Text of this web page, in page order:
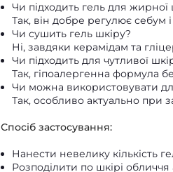
Чи підходить гель для жирної
Так, він добре регулює себум
Чи сушить гель шкіру?
Ні, завдяки керамідам та
Чи підходить для чутливої
Так, гіпоалергенна формула
Чи можна використовувати
Так, особливо актуально при
Спосіб застосування:
Нанести невелику кількість
Розподілити по шкірі